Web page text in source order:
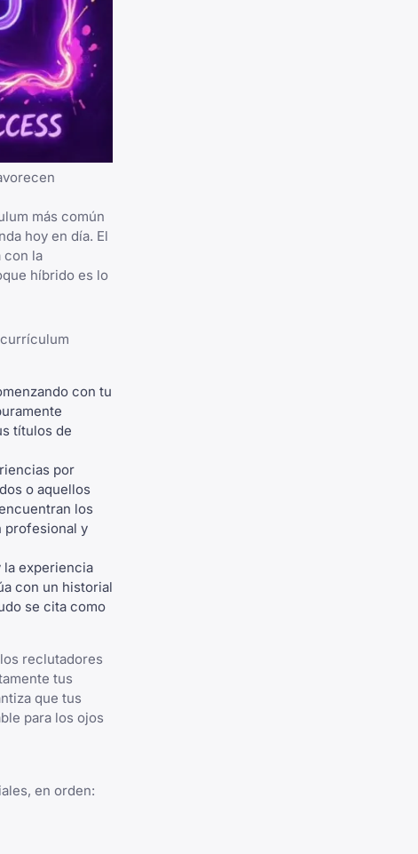
más común
hoy en día. El
con la
híbrido es lo
con tu
títulos de
por
o aquellos
los
profesional y
experiencia
con un historial
se cita como
reclutadores
tus
que tus
para los ojos
en orden: